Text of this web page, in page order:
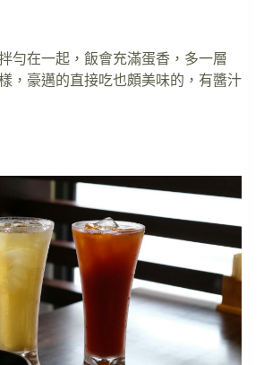
勻在一起，飯會充滿蛋香，多一層
，豪邁的直接吃也頗美味的，有醬汁